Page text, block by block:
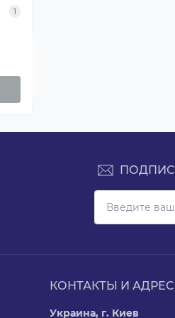
1
КОНТАКТЫ И АДРЕС
Украина, г. Киев